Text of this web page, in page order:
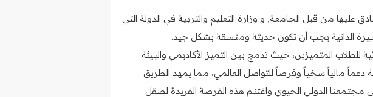
من قبل الجامعة, و وزارة التعليم والتربية في الدولة التي
الذاتية يجب أن تكون حديثة ومنسقة بشكل جيد.
المتميزين، حيث تدمج بين التميز الأكاديمي والبيئة
دعماً مالياً سخياً وفرصاً للتواصل العالمي، مما يمهد الطريق
الدولي الحيوي واغتنم هذه الفرصة الفريدة لصقل